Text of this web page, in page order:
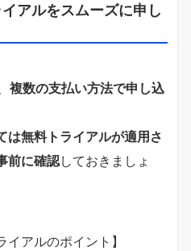
アルをスムーズに申し
複数の支払い方法で申し込
は無料トライアルが適用さ
前に確認しておきましょ
イアルのポイント】